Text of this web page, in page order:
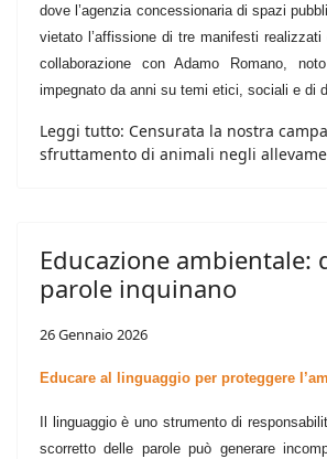
dove l’agenzia concessionaria di spazi
vietato l’affissione di tre manifesti
collaborazione con Adamo Romano,
impegnato da anni su temi etici, sociali e di
Leggi tutto: Censurata la nostra
sfruttamento di animali negli
Educazione ambientale:
parole inquinano
26 Gennaio 2026
Educare al linguaggio per proteggere
Il linguaggio è uno strumento di
scorretto delle parole può generare